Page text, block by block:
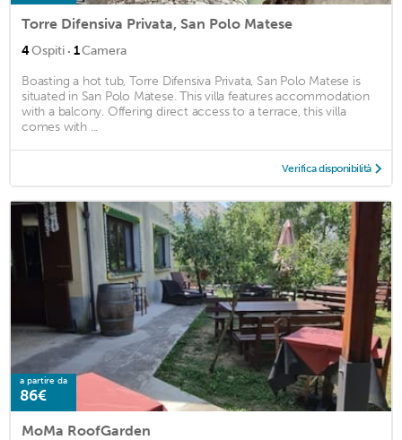
Torre Difensiva Privata, San Polo Matese
4Ospiti · 1Camera
Boasting a hot tub, Torre Difensiva Privata, San Polo Matese is
situated in San Polo Matese. This villa features accommodation
with a balcony. Offering direct access to a terrace, this villa
comes with ...
Verifica disponibilità
a partire da
86€
MoMa RoofGarden